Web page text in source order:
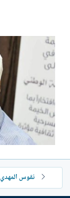
نقوس المهدي